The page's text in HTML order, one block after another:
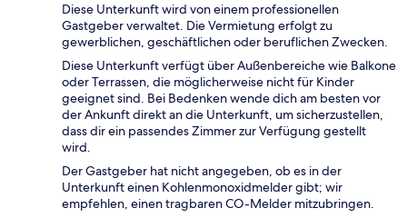
Diese Unterkunft wird von einem professionellen
Gastgeber verwaltet. Die Vermietung erfolgt zu
gewerblichen, geschäftlichen oder beruflichen Zwecken.
Diese Unterkunft verfügt über Außenbereiche wie Balkone
oder Terrassen, die möglicherweise nicht für Kinder
geeignet sind. Bei Bedenken wende dich am besten vor
der Ankunft direkt an die Unterkunft, um sicherzustellen,
dass dir ein passendes Zimmer zur Verfügung gestellt
wird.
Der Gastgeber hat nicht angegeben, ob es in der
Unterkunft einen Kohlenmonoxidmelder gibt; wir
empfehlen, einen tragbaren CO-Melder mitzubringen.